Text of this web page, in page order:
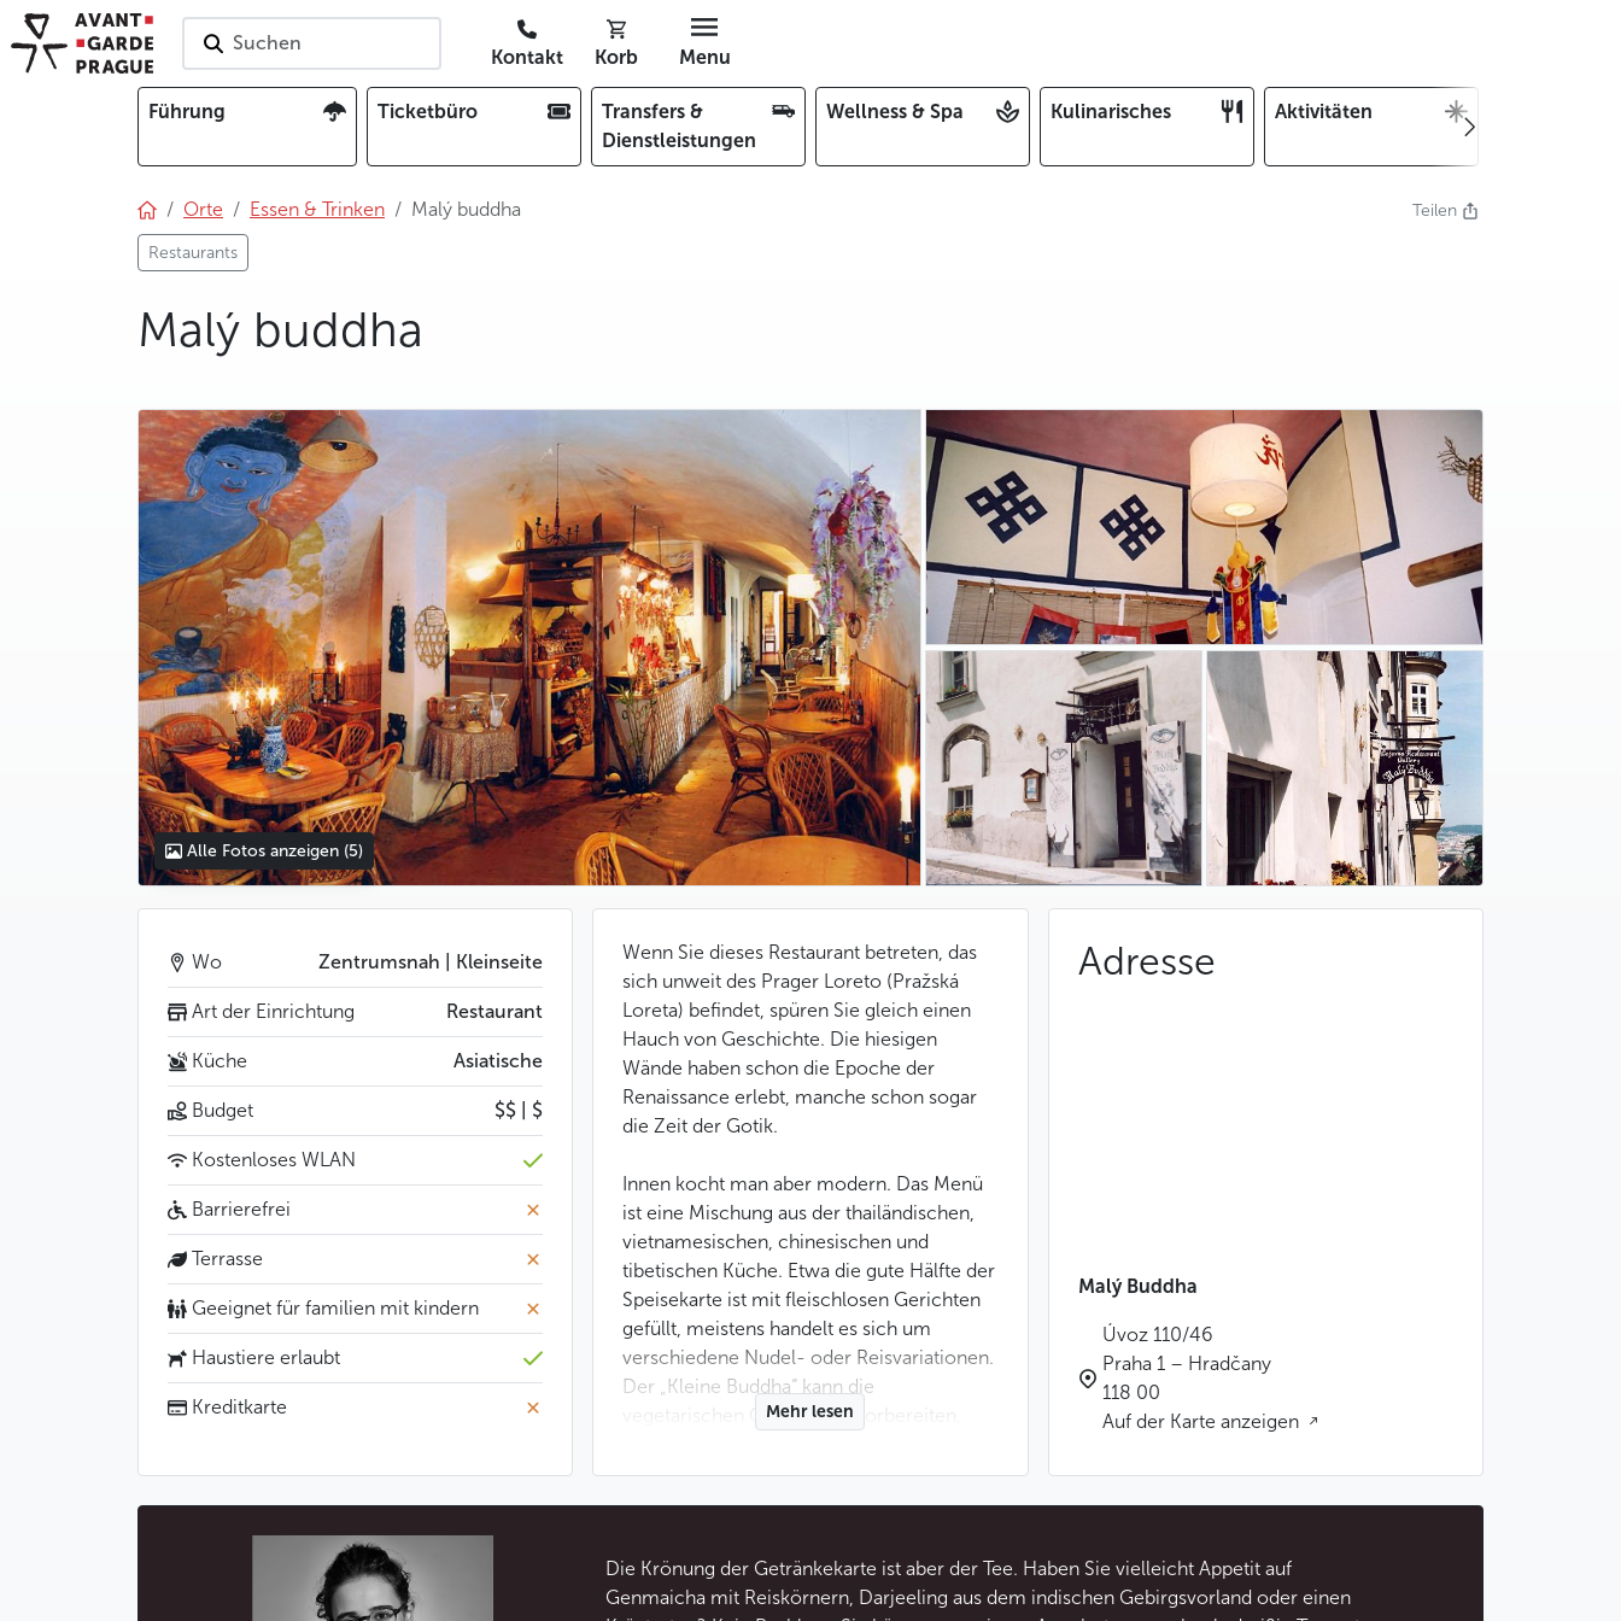
Suchen
Kontakt Korb Menu
Führung Ticketbüro
Transfers &
Dienstleistungen
Wellness & Spa Kulinarisches Aktivitäten
Orte Essen & Trinken Malý buddha
Restaurants
Teilen
Malý buddha
photo 5
Alle Fotos anzeigen (5)
Wenn Sie dieses Restaurant betreten, das
sich unweit des Prager Loreto (Pražská
Loreta) befindet, spüren Sie gleich einen
Hauch von Geschichte. Die hiesigen
Wände haben schon die Epoche der
Renaissance erlebt, manche schon sogar
die Zeit der Gotik.
Innen kocht man aber modern. Das Menü
ist eine Mischung aus der thailändischen,
vietnamesischen, chinesischen und
tibetischen Küche. Etwa die gute Hälfte der
Speisekarte ist mit fleischlosen Gerichten
gefüllt, meistens handelt es sich um
verschiedene Nudel- oder Reisvariationen.
Der „Kleine Buddha“ kann die
vegetarischen Gerichte so vorbereiten,
widerstehen kann. Vegetarisch bedeutet
hier nämlich auf keinen Fall fade oder
ein Essen entscheiden können, wartet die
Auswahl des Besten auf einem Teller.
Mehr lesen
Wo Zentrumsnah | Kleinseite
Art der Einrichtung Restaurant
Küche Asiatische
Budget $$ | $
Kostenloses WLAN
Barrierefrei
Terrasse
Geeignet für familien mit kindern
Haustiere erlaubt
Kreditkarte
Adresse
Malý Buddha
Úvoz 110/46
Praha 1 – Hradčany
118 00
Auf der Karte anzeigen
Die Krönung der Getränkekarte ist aber der Tee. Haben Sie vielleicht Appetit auf
Genmaicha mit Reiskörnern, Darjeeling aus dem indischen Gebirgsvorland oder einen